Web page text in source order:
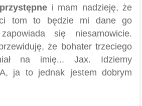
i mam nadzieję, że
tom to będzie mi dane go
się niesamowicie.
że bohater trzeciego
na imię... Jax. Idziemy
ja to jednak jestem dobrym